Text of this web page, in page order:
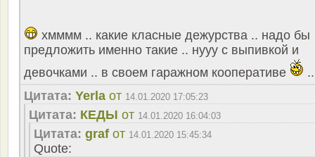
хмммм .. какие класные дежурства .. надо бы
предложить именно такие .. нууу с выпивкой и
девочками .. в своем гаражном кооперативе
..
Цитата: Yerla от 14.01.2020 17:05:23
Цитата: КЕДЫ от 14.01.2020 16:04:03
Цитата: graf от 14.01.2020 15:45:34
Quote: